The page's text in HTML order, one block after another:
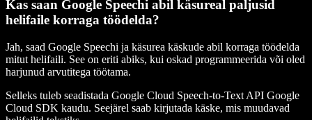
Kas saan Google Speechi abil käsureal paljusid
helifaile korraga töödelda?
Jah, saad Google Speechi ja käsurea käskude abil korraga töödelda
mitut helifaili. See on eriti abiks, kui oskad programmeerida või oled
harjunud arvutitega töötama.
Selleks tuleb seadistada Google Cloud Speech-to-Text API Google
Cloud SDK kaudu. Seejärel saab kirjutada käske, mis muudavad